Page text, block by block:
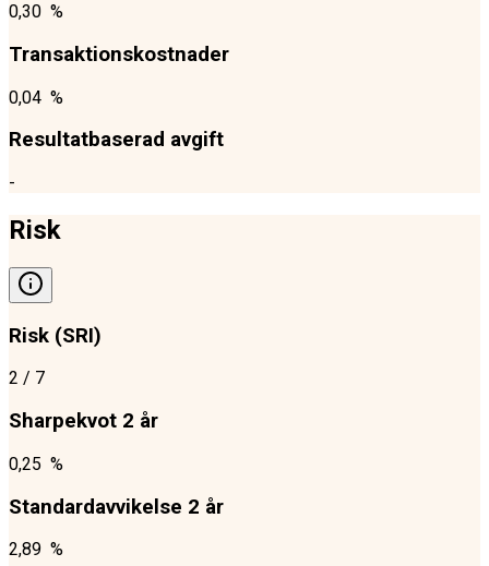
0,30 %
Transaktionskostnader
0,04 %
Resultatbaserad avgift
-
Risk
Risk (SRI)
2 / 7
Sharpekvot 2 år
0,25 %
Standardavvikelse 2 år
2,89 %